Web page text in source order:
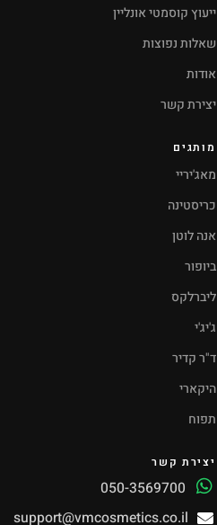
ייעוץ קוסמטי אונליין
שאלות נפוצות
אודות
יצירת קשר
מותגים
מאג'יריי
כריסטינה
אנה לוטן
ביופור
ליברלקס
ג'יג'י
ד"ר קדיר
היקארי
תפוח
יצירת קשר
support@vmcosmetics.co.il